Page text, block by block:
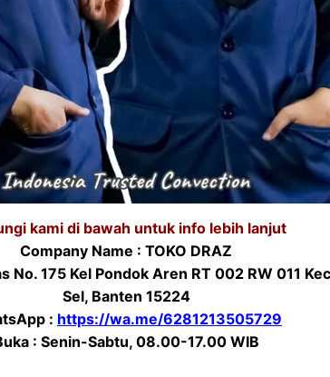
kami di bawah untuk info lebih lanjut
Company Name : TOKO DRAZ
175 Kel Pondok Aren RT 002 RW 011
Sel, Banten 15224
: https://wa.me/6281213505729
: Senin-Sabtu, 08.00-17.00 WIB